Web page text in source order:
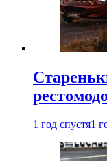
1 год спустя1